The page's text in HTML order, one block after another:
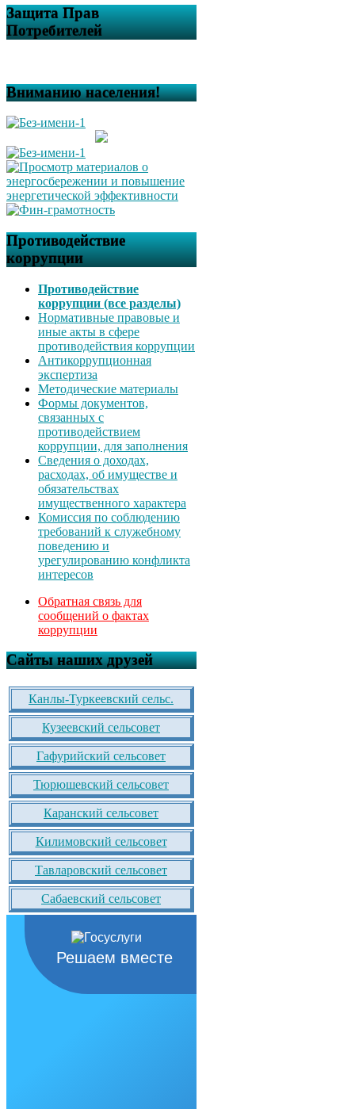
Защита Прав
Потребителей
Вниманию населения!
Противодействие
коррупции
Противодействие
коррупции (все разделы)
Нормативные правовые и
иные акты в сфере
противодействия коррупции
Антикоррупционная
экспертиза
Методические материалы
Формы документов,
связанных с
противодействием
коррупции, для заполнения
Сведения о доходах,
расходах, об имуществе и
обязательствах
имущественного характера
Комиссия по соблюдению
требований к служебному
поведению и
урегулированию конфликта
интересов
Обратная связь для
сообщений о фактах
коррупции
Сайты наших друзей
Канлы-Туркеевский сельс.
Кузеевский сельсовет
Гафурийский сельсовет
Тюрюшевский сельсовет
Каранский сельсовет
Килимовский сельсовет
Тавларовский сельсовет
Сабаевский сельсовет
Решаем вместе